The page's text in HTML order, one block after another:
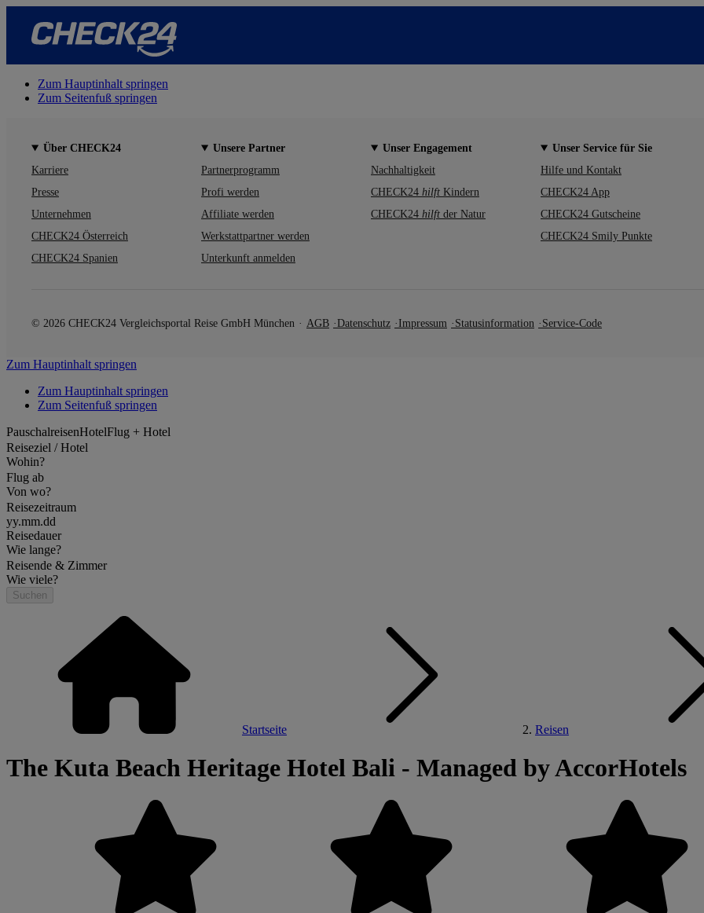
Zum Hauptinhalt springen
Zum Seitenfuß springen
Über CHECK24
Karriere
Presse
Unternehmen
CHECK24 Österreich
CHECK24 Spanien
Unsere Partner
Partnerprogramm
Profi werden
Affiliate werden
Werkstattpartner werden
Unterkunft anmelden
Unser Engagement
Nachhaltigkeit
CHECK24 hilft Kindern
CHECK24 hilft der Natur
Unser Service für Sie
Hilfe und Kontakt
CHECK24 App
CHECK24 Gutscheine
CHECK24 Smily Punkte
© 2026 CHECK24 Vergleichsportal Reise GmbH München AGB Datenschutz Impressum Statusinformation Service-Code
Zum Hauptinhalt springen
Zum Hauptinhalt springen
Zum Seitenfuß springen
PauschalreisenHotelFlug + Hotel
Reiseziel / Hotel
Wohin?
Flug ab
Von wo?
Reisezeitraum
yy.mm.dd
Reisedauer
Wie lange?
Reisende & Zimmer
Wie viele?
Suchen
Startseite Reisen
The Kuta Beach Heritage Hotel Bali - Managed by AccorHotels